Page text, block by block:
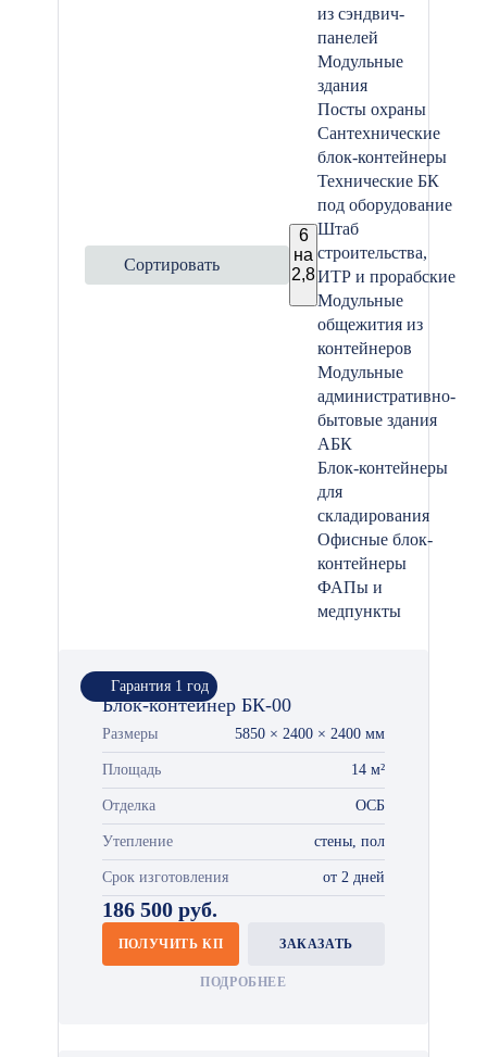
Сортировать
6
на
2,8
из сэндвич-
панелей
Модульные
здания
Посты охраны
Сантехнические
блок-контейнеры
Технические БК
под оборудование
Штаб
строительства,
ИТР и прорабские
Модульные
общежития из
контейнеров
Модульные
административно-
бытовые здания
АБК
Блок-контейнеры
для
складирования
Офисные блок-
контейнеры
ФАПы и
медпункты
Гарантия 1 год
Блок-контейнер БК-00
Размеры 5850 × 2400 × 2400 мм
Площадь 14 м²
Отделка ОСБ
Утепление стены, пол
Срок изготовления от 2 дней
186 500 руб.
ПОЛУЧИТЬ КП ЗАКАЗАТЬ
ПОДРОБНЕЕ